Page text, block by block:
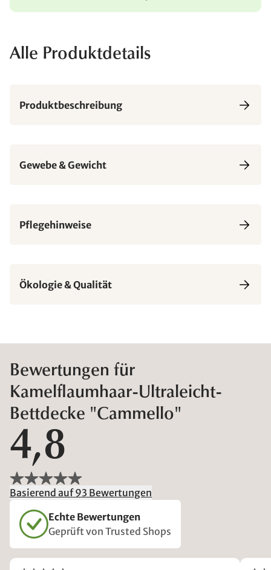
Alle Produktdetails
Produktbeschreibung
Gewebe & Gewicht
Pflegehinweise
Ökologie & Qualität
Bewertungen für
Kamelflaumhaar-Ultraleicht-
Bettdecke "Cammello"
4,8
Basierend auf 93 Bewertungen
Echte Bewertungen
Geprüft von Trusted Shops